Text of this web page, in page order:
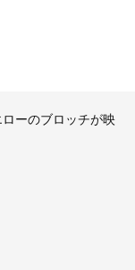
ーのブロッチが映